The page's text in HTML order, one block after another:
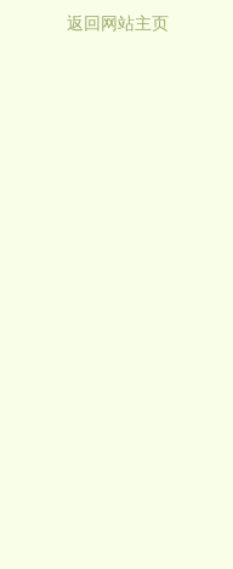
返回网站主页